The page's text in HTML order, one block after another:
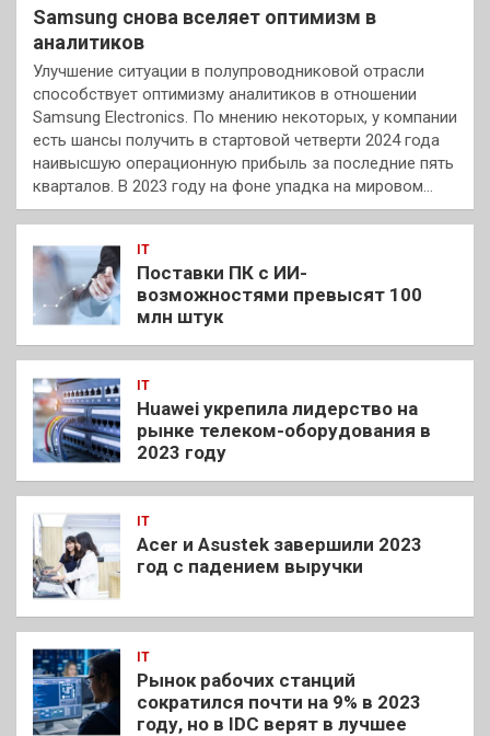
Samsung снова вселяет оптимизм в
аналитиков
Улучшение ситуации в полупроводниковой отрасли
способствует оптимизму аналитиков в отношении
Samsung Electronics. По мнению некоторых, у компании
есть шансы получить в стартовой четверти 2024 года
наивысшую операционную прибыль за последние пять
кварталов. В 2023 году на фоне упадка на мировом…
IT
Поставки ПК с ИИ-
возможностями превысят 100
млн штук
IT
Huawei укрепила лидерство на
рынке телеком-оборудования в
2023 году
IT
Acer и Asustek завершили 2023
год с падением выручки
IT
Рынок рабочих станций
сократился почти на 9% в 2023
году, но в IDC верят в лучшее